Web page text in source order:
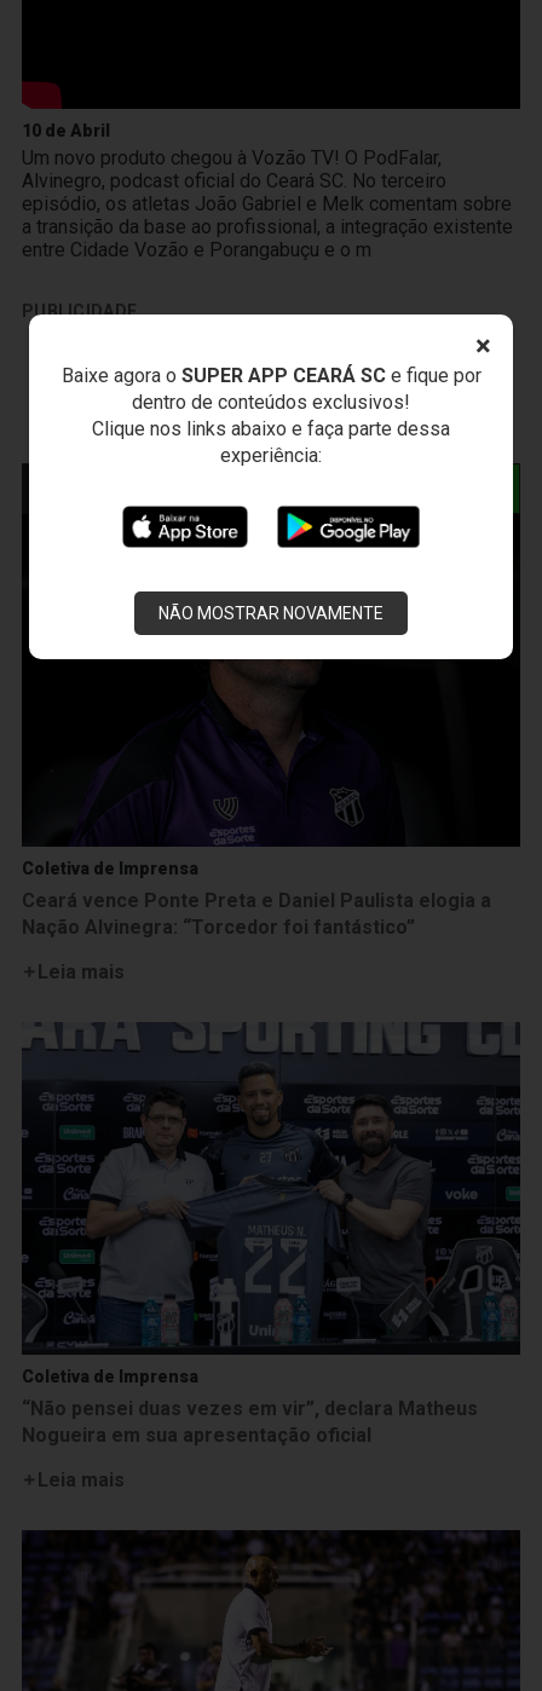
×
Baixe agora o SUPER APP CEARÁ SCe fique por
dentro de conteúdos exclusivos!
Clique nos links abaixo e faça parte dessa
experiência:
NÃO MOSTRAR NOVAMENTE
10 de Abril
Um novo produto chegou à Vozão TV! O PodFalar,
Alvinegro, podcast oficial do Ceará SC. No terceiro
episódio, os atletas João Gabriel e Melk comentam sobre
a transição da base ao profissional, a integração existente
entre Cidade Vozão e Porangabuçu e o m
PUBLICIDADE
Coletiva de Imprensa
Ceará vence Ponte Preta e Daniel Paulista elogia a
Nação Alvinegra: “Torcedor foi fantástico”
Leia mais
Coletiva de Imprensa
“Não pensei duas vezes em vir”, declara Matheus
Nogueira em sua apresentação oficial
Leia mais